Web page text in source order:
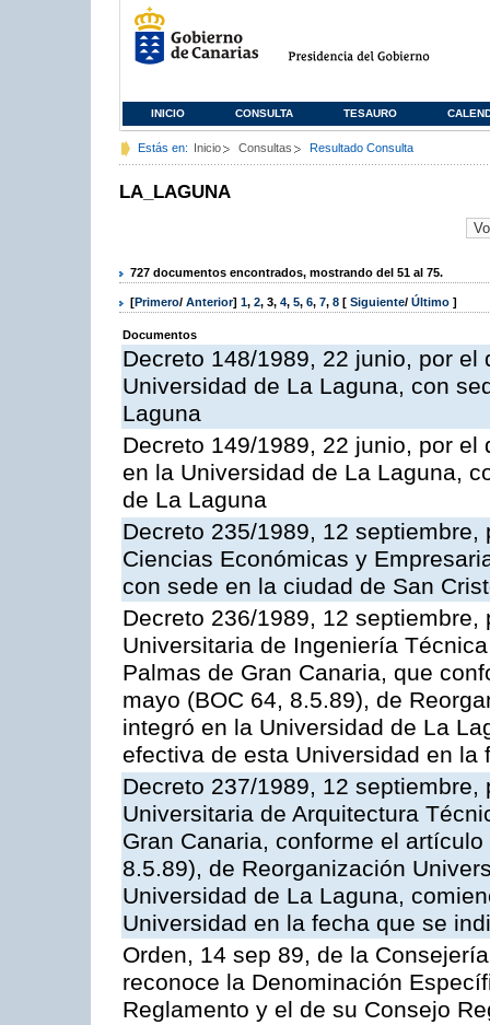
INICIO CONSULTA TESAURO
Estás en: Inicio Consultas Resultado Consulta
LA_LAGUNA
727 documentos encontrados, mostrando del 51 al 75.
[Primero/ Anterior] 1, 2, 3, 4, 5, 6, 7, 8 [ Siguiente/ Último ]
Documentos
Decreto 148/1989, 22 junio, por
Universidad de La Laguna, con
Laguna
Decreto 149/1989, 22 junio, por
en la Universidad de La Laguna,
de La Laguna
Decreto 235/1989, 12
Ciencias Económicas y
con sede en la ciudad de San
Decreto 236/1989, 12
Universitaria de Ingeniería
Palmas de Gran Canaria, que
mayo (BOC 64, 8.5.89), de
integró en la Universidad de La
efectiva de esta Universidad en la
Decreto 237/1989, 12
Universitaria de Arquitectura
Gran Canaria, conforme el
8.5.89), de Reorganización
Universidad de La Laguna,
Universidad en la fecha que se
Orden, 14 sep 89, de la
reconoce la Denominación
Reglamento y el de su Consejo